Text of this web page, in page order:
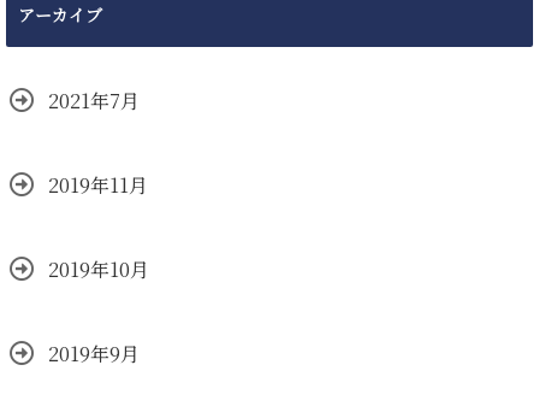
アーカイブ
2021年7月
2019年11月
2019年10月
2019年9月